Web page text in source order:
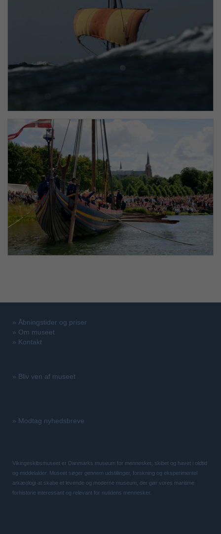
» Åbningstider og priser
» Om museet
» Kontakt
» Bliv ven af museet
» Modtag nyhedsbreve
Vikingeskibsmuseet er Danmarks museum for mennesket, skibet og havet i oldtid
og middelalder. Museet søger gennem udstillinger, forskning og eksperimentel
arkæologi at skabe et levende og moderne museum, der gør vores maritime
forhistorie interessant og relevant for nutidens mennesker.